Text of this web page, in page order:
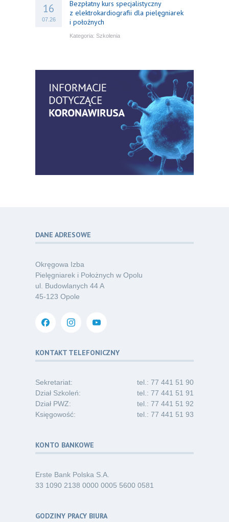
16
07.26
Bezpłatny kurs specjalistyczny
z elektrokardiografii dla pielęgniarek
i położnych
Kategoria: Szkolenia
praktyki – aktualny konsensus ekspertów
w dostępie naczyniowym
Kategoria:Szkolenia
06
Zaproszenie na Ogólnopolską
Konferencję Naukową „Terminologia
w pielęgniarstwie – komunikacja,
standaryzacja, praktyka”
06
Poza sezonem, poza schematem –
o nowym spojrzeniu na profilaktykę
03
Oferta pracy – pielęgniarka/pielęgniarz
06.26
i absolwentów pielęgniarstwa
Kategoria:Komunikaty
DANE ADRESOWE
Okręgowa Izba
Pielęgniarek i Położnych w Opolu
ul. Budowlanych 44 A
45-123 Opole
KONTAKT TELEFONICZNY
Sekretariat:
tel.: 77 441 51 90
Dział Szkoleń:
tel.: 77 441 51 91
Dział PWZ:
tel.: 77 441 51 92
Księgowość:
tel.: 77 441 51 93
KONTO BANKOWE
Erste Bank Polska S.A.
33 1090 2138 0000 0005 5600 0581
GODZINY PRACY BIURA